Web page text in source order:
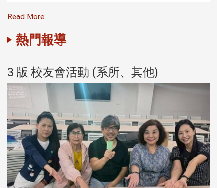
Read More
熱門報導
3 版 校友會活動 (系所、其他)